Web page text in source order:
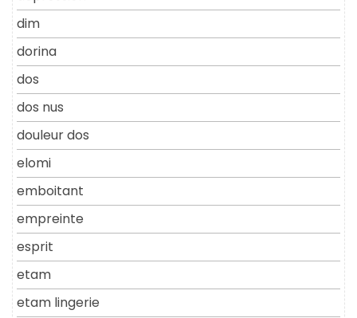
dim
dorina
dos
dos nus
douleur dos
elomi
emboitant
empreinte
esprit
etam
etam lingerie